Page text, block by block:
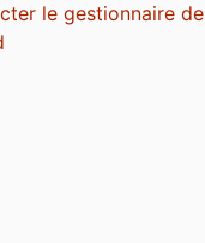
le gestionnaire de